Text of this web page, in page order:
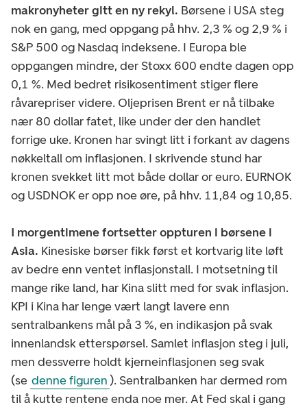
makronyheter gitt en ny rekyl. Børsene i USA steg
nok en gang, med oppgang på hhv. 2,3 % og 2,9 % i
S&P 500 og Nasdaq indeksene. I Europa ble
oppgangen mindre, der Stoxx 600 endte dagen opp
0,1 %. Med bedret risikosentiment stiger flere
råvarepriser videre. Oljeprisen Brent er nå tilbake
nær 80 dollar fatet, like under der den handlet
forrige uke. Kronen har svingt litt i forkant av dagens
nøkkeltall om inflasjonen. I skrivende stund har
kronen svekket litt mot både dollar or euro. EURNOK
og USDNOK er opp noe øre, på hhv. 11,84 og 10,85.
I morgentimene fortsetter oppturen i børsene i
Asia. Kinesiske børser fikk først et kortvarig lite løft
av bedre enn ventet inflasjonstall. I motsetning til
mange rike land, har Kina slitt med for svak inflasjon.
KPI i Kina har lenge vært langt lavere enn
sentralbankens mål på 3 %, en indikasjon på svak
innenlandsk etterspørsel. Samlet inflasjon steg i juli,
men dessverre holdt kjerneinflasjonen seg svak
(se denne figuren ). Sentralbanken har dermed rom
til å kutte rentene enda noe mer. At Fed skal i gang